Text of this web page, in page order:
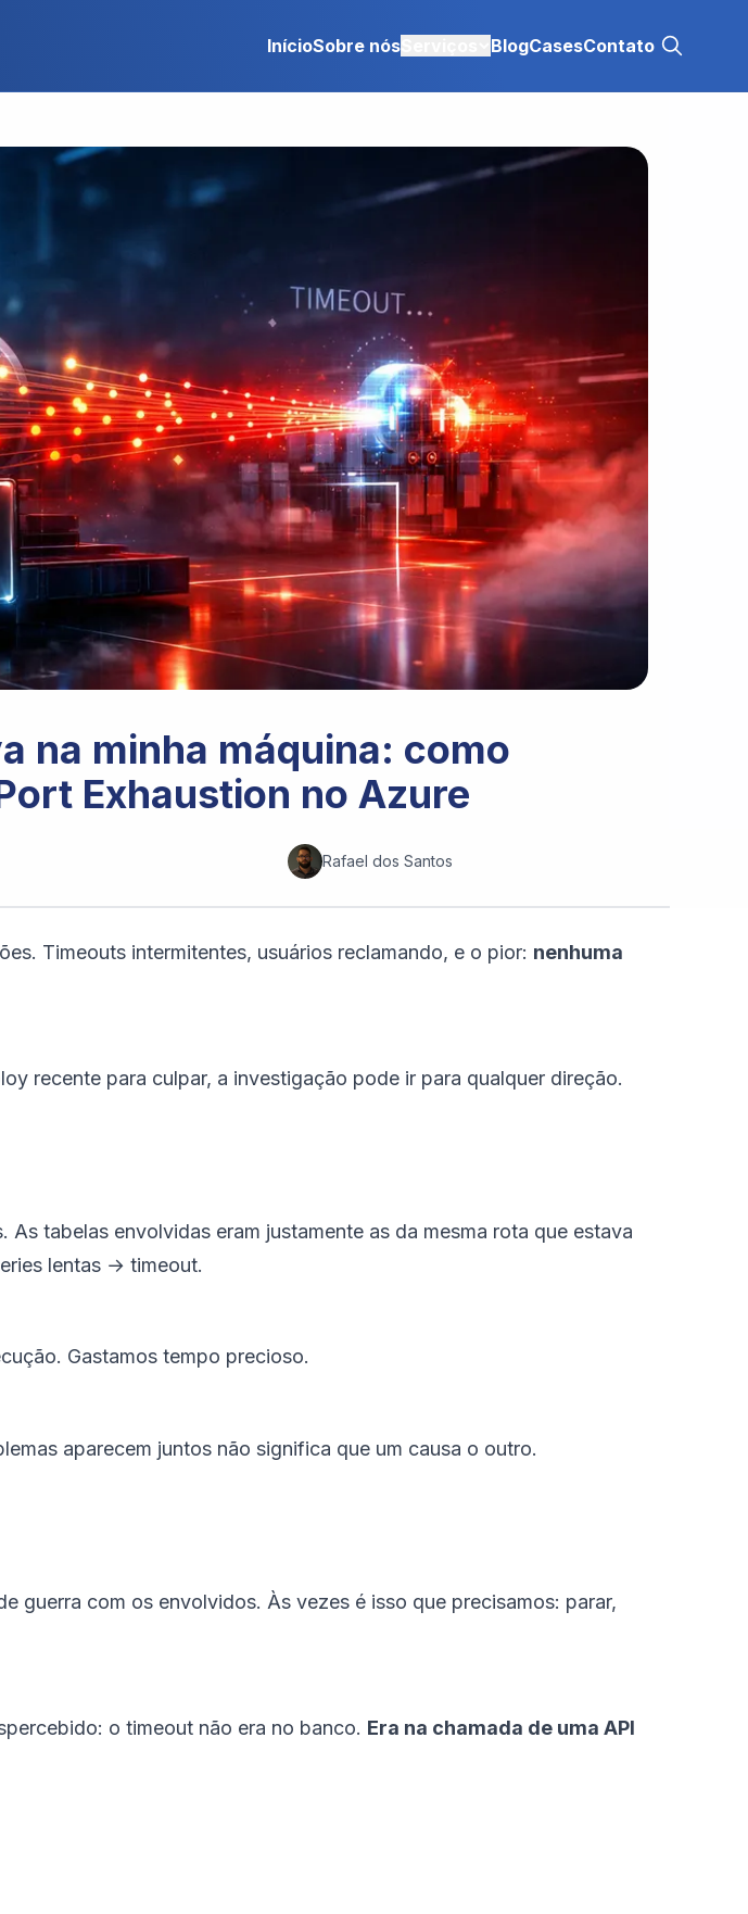
InícioSobre nósServiços BlogCasesContato
na minha máquina: como
Exhaustion no Azure
Rafael dos Santos
Timeouts intermitentes, usuários reclamando, e o pior: nenhuma
recente para culpar, a investigação pode ir para qualquer direção.
tabelas envolvidas eram justamente as da mesma rota que estava
lentas → timeout.
Gastamos tempo precioso.
aparecem juntos não significa que um causa o outro.
guerra com os envolvidos. Às vezes é isso que precisamos: parar,
o timeout não era no banco. Era na chamada de uma API